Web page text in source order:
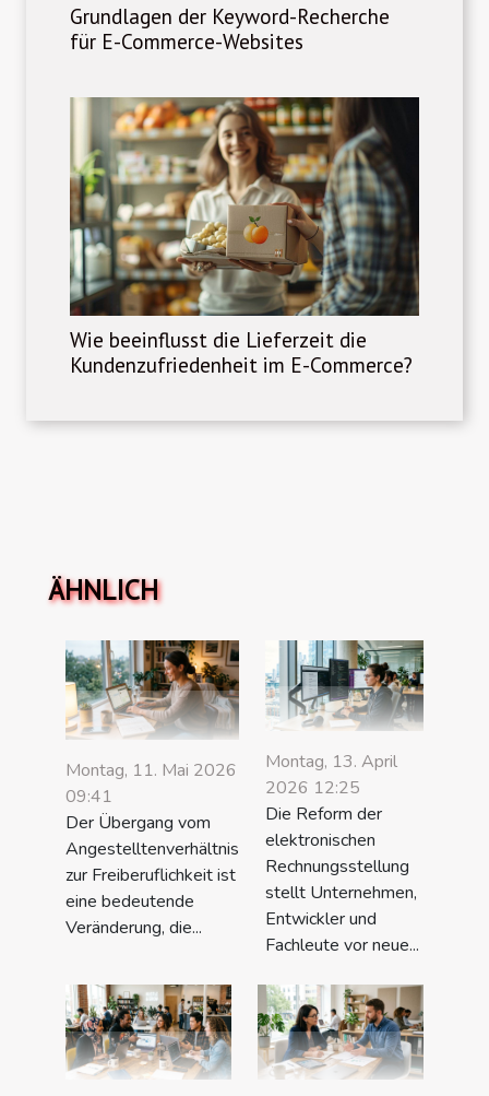
Grundlagen der Keyword-Recherche
für E-Commerce-Websites
Wie beeinflusst die Lieferzeit die
Kundenzufriedenheit im E-Commerce?
ÄHNLICH
Montag, 11. Mai 2026
09:41
Der Übergang vom
Angestelltenverhältnis
zur Freiberuflichkeit ist
eine bedeutende
Veränderung, die...
Montag, 13. April
2026 12:25
Die Reform der
elektronischen
Rechnungsstellung
stellt Unternehmen,
Entwickler und
Fachleute vor neue...